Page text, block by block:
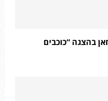
בהצגה “כוכבים